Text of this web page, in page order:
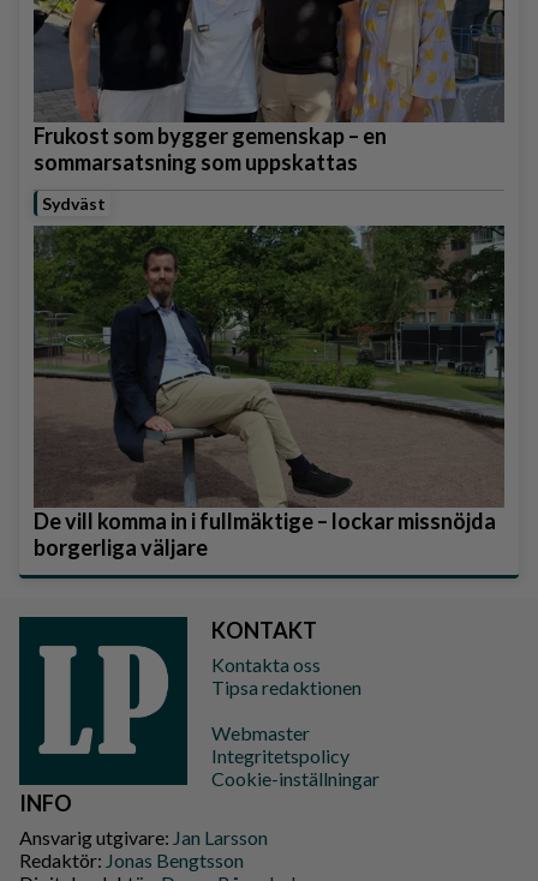
Frukost som bygger gemenskap – en
sommarsatsning som uppskattas
Sydväst
De vill komma in i fullmäktige – lockar missnöjda
borgerliga väljare
KONTAKT
Kontakta oss
Tipsa redaktionen
Webmaster
Integritetspolicy
Cookie-inställningar
INFO
Ansvarig utgivare: Jan Larsson
Redaktör: Jonas Bengtsson